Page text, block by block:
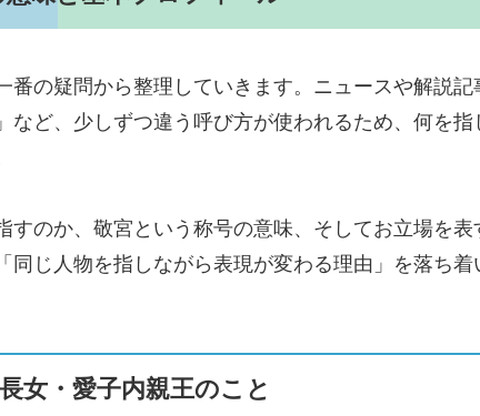
番の疑問から整理していきます。ニュースや解説記
ど、少しずつ違う呼び方が使われるため、何を指
すのか、敬宮という称号の意味、そしてお立場を表
じ人物を指しながら表現が変わる理由」を落ち着
女・愛子内親王のこと